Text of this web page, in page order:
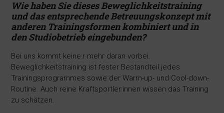
Wie haben Sie dieses Beweglichkeitstraining
und dasentsprechende Betreuungskonzept mit
anderen Trainingsformen kombiniert und in
den Studiobetrieb eingebunden?
Bei uns kommt keine:r mehr daran vorbei.
Beweglichkeitstraining ist fester Bestandteil jedes
Trainingsprogrammes sowie der Warm-up- und Cool-down-
Routine. Auch reine Kraftsportler:innen wissen das Training
zu schätzen.